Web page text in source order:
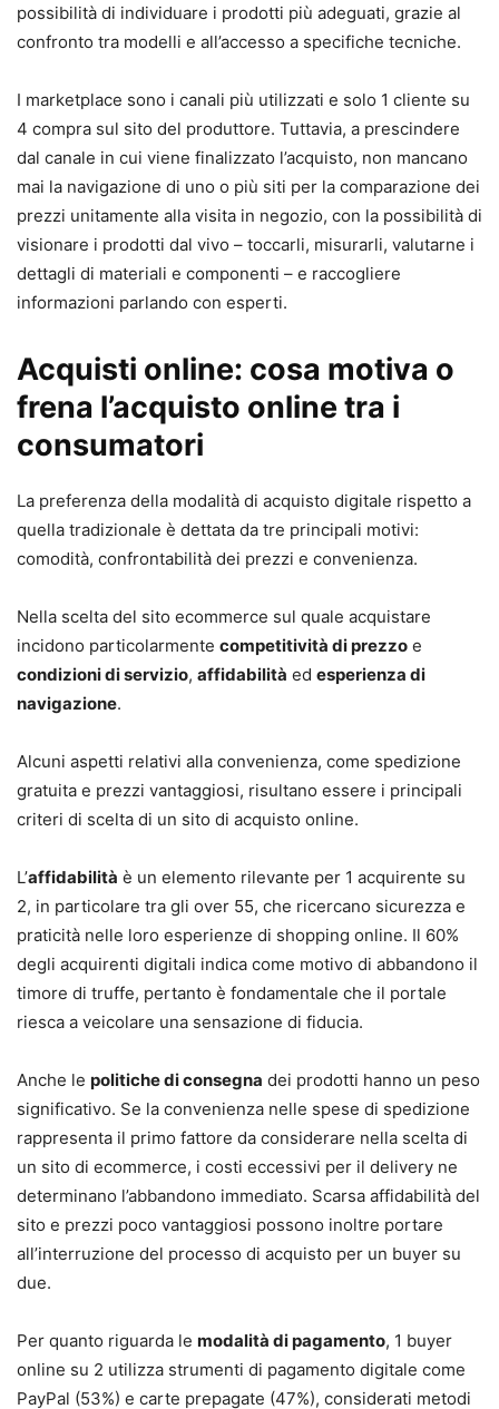
possibilità di individuare i prodotti più adeguati, grazie al
confronto tra modelli e all’accesso a specifiche tecniche.
I marketplace sono i canali più utilizzati e solo 1 cliente su
4 compra sul sito del produttore. Tuttavia, a prescindere
dal canale in cui viene finalizzato l’acquisto, non mancano
mai la navigazione di uno o più siti per la comparazione dei
prezzi unitamente alla visita in negozio, con la possibilità di
visionare i prodotti dal vivo – toccarli, misurarli, valutarne i
dettagli di materiali e componenti – e raccogliere
informazioni parlando con esperti.
Acquisti online: cosa motiva o
frena l’acquisto online tra i
consumatori
La preferenza della modalità di acquisto digitale rispetto a
quella tradizionale è dettata da tre principali motivi:
comodità, confrontabilità dei prezzi e convenienza.
Nella scelta del sito ecommerce sul quale acquistare
incidono particolarmente competitività di prezzo e
condizioni di servizio, affidabilità ed esperienza di
navigazione.
Alcuni aspetti relativi alla convenienza, come spedizione
gratuita e prezzi vantaggiosi, risultano essere i principali
criteri di scelta di un sito di acquisto online.
L’affidabilità è un elemento rilevante per 1 acquirente su
2, in particolare tra gli over 55, che ricercano sicurezza e
praticità nelle loro esperienze di shopping online. Il 60%
degli acquirenti digitali indica come motivo di abbandono il
timore di truffe, pertanto è fondamentale che il portale
riesca a veicolare una sensazione di fiducia.
Anche le politiche di consegna dei prodotti hanno un peso
significativo. Se la convenienza nelle spese di spedizione
rappresenta il primo fattore da considerare nella scelta di
un sito di ecommerce, i costi eccessivi per il delivery ne
determinano l’abbandono immediato. Scarsa affidabilità del
sito e prezzi poco vantaggiosi possono inoltre portare
all’interruzione del processo di acquisto per un buyer su
due.
Per quanto riguarda le modalità di pagamento, 1 buyer
online su 2 utilizza strumenti di pagamento digitale come
PayPal (53%) e carte prepagate (47%), considerati metodi